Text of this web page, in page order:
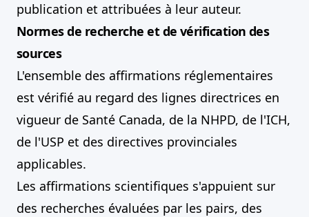
publication et attribuées à leur auteur.
Normes de recherche et de vérification des
sources
L'ensemble des affirmations réglementaires
est vérifié au regard des lignes directrices en
vigueur de Santé Canada, de la NHPD, de l'ICH,
de l'USP et des directives provinciales
applicables.
Les affirmations scientifiques s'appuient sur
des recherches évaluées par les pairs, des